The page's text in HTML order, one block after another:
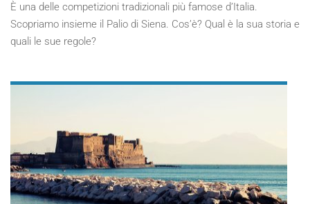
È una delle competizioni tradizionali più famose d’Italia.
Scopriamo insieme il Palio di Siena. Cos’è? Qual è la sua storia e
quali le sue regole?